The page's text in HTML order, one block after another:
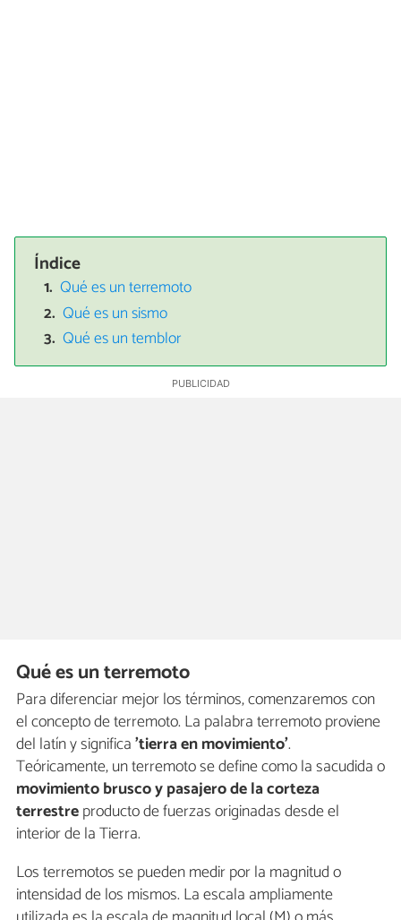
Índice
Qué es un terremoto
Qué es un sismo
Qué es un temblor
Qué es un terremoto
Para diferenciar mejor los términos, comenzaremos con
el concepto de terremoto. La palabra terremoto proviene
del latín y significa'tierra en movimiento'.
Teóricamente, un terremoto se define como la sacudida o
movimiento brusco y pasajero de la corteza
terrestreproducto de fuerzas originadas desde el
interior de la Tierra.
Los terremotos se pueden medir por la magnitud o
intensidad de los mismos. La escala ampliamente